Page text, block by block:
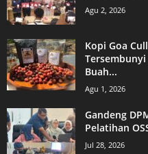
Agu 2, 2026
Kopi Goa
Buah...
Agu 1, 2026
Gandeng
Pelatihan
Jul 28, 2026